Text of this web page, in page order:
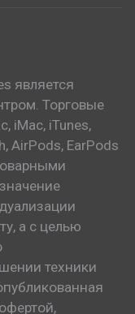
является
Торговые
iMac, iTunes,
AirPods, EarPods
а с целью
техники